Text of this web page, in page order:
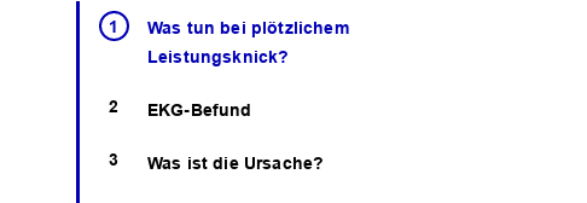
Was tun bei plötzlichem
Leistungsknick?
EKG-Befund
Was ist die Ursache?